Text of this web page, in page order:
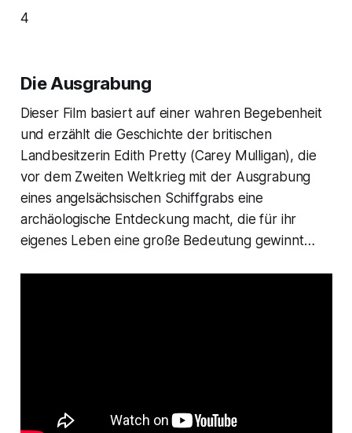
4
Die Ausgrabung
Dieser Film basiert auf einer wahren Begebenheit
und erzählt die Geschichte der britischen
Landbesitzerin Edith Pretty (Carey Mulligan), die
vor dem Zweiten Weltkrieg mit der Ausgrabung
eines angelsächsischen Schiffgrabs eine
archäologische Entdeckung macht, die für ihr
eigenes Leben eine große Bedeutung gewinnt…